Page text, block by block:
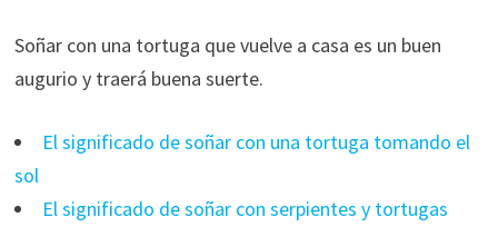
Soñar con una tortuga que vuelve a casa es un buen
augurio y traerá buena suerte.
El significado de soñar con una tortuga tomando el
sol
El significado de soñar con serpientes y tortugas